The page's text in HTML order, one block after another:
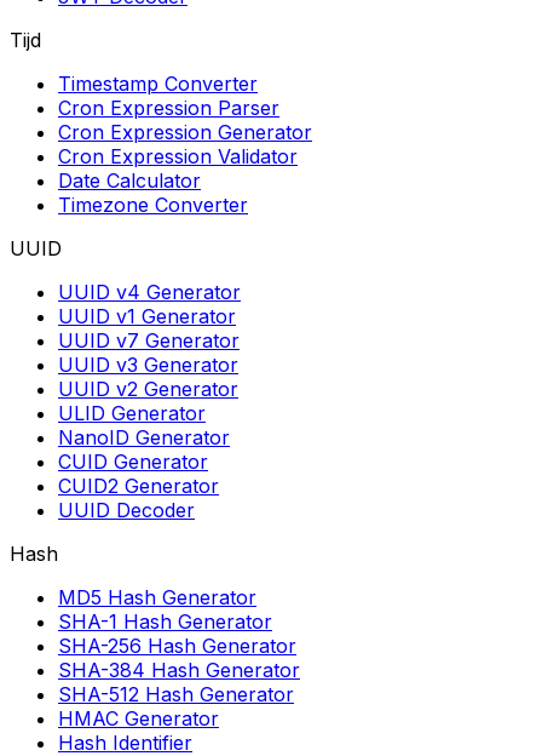
Tijd
Timestamp Converter
Cron Expression Parser
Cron Expression Generator
Cron Expression Validator
Date Calculator
Timezone Converter
UUID
UUID v4 Generator
UUID v1 Generator
UUID v7 Generator
UUID v3 Generator
UUID v2 Generator
ULID Generator
NanoID Generator
CUID Generator
CUID2 Generator
UUID Decoder
Hash
MD5 Hash Generator
SHA-1 Hash Generator
SHA-256 Hash Generator
SHA-384 Hash Generator
SHA-512 Hash Generator
HMAC Generator
Hash Identifier